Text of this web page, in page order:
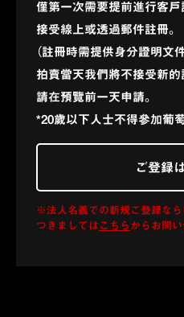
僅第一次需要提前進行客戶註
接受線上或透過郵件註冊。
（註冊時需提供身分證明文件
拍賣當天我們將不接受新的
請在預覽前一天申請。
*20歲以下人士不得參加葡萄
ご登録
※法人名義での新規ご登録な
つきましては こちら からお問